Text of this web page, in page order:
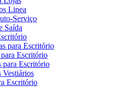
Linea
Serviço
Saída
para Escritório
Escritório
para Escritório
Vestiários
Escritório